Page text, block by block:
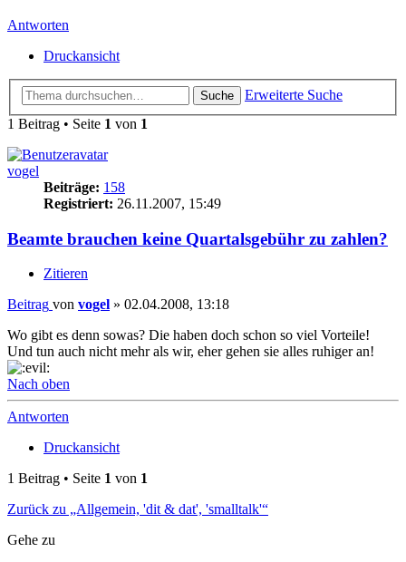
Antworten
Druckansicht
Suche
Erweiterte Suche
1 Beitrag • Seite 1 von 1
vogel
Beiträge: 158
Registriert: 26.11.2007, 15:49
Beamte brauchen keine Quartalsgebühr zu zahlen?
Zitieren
Beitrag von vogel » 02.04.2008, 13:18
Wo gibt es denn sowas? Die haben doch schon so viel Vorteile!
Und tun auch nicht mehr als wir, eher gehen sie alles ruhiger an!
Nach oben
Antworten
Druckansicht
1 Beitrag • Seite 1 von 1
Zurück zu „Allgemein, 'dit & dat', 'smalltalk'“
Gehe zu